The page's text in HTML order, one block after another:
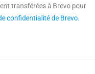
transférées à Brevo pour
confidentialité de Brevo.